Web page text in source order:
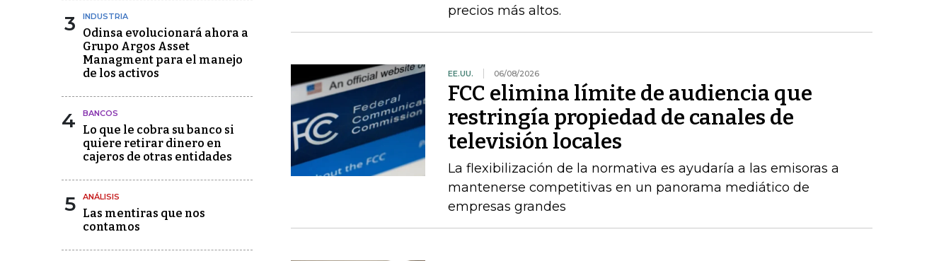
3 INDUSTRIA
Odinsa evolucionará ahora a
Grupo Argos Asset
Managment para el manejo
de los activos
4 BANCOS
Lo que le cobra su banco si
quiere retirar dinero en
cajeros de otras entidades
5 ANÁLISIS
Las mentiras que nos
contamos
precios más altos.
EE.UU. 06/08/2026
FCC elimina límite de audiencia que
restringía propiedad de canales de
televisión locales
La flexibilización de la normativa es ayudaría a las emisoras a
mantenerse competitivas en un panorama mediático de
empresas grandes